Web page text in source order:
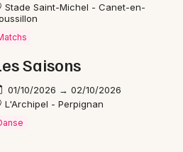
Stade Saint-Michel - Canet-en-
Saisons
01/10/2026 → 02/10/2026
L'Archipel - Perpignan